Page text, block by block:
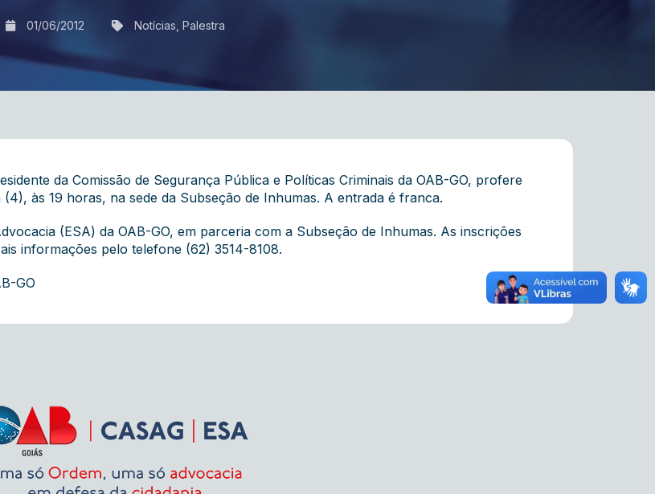
01/06/2012 Notícias Palestra
da Comissão de Segurança Pública e Políticas Criminais da OAB-GO, profere
às 19 horas, na sede da Subseção de Inhumas. A entrada é franca.
(ESA) da OAB-GO, em parceria com a Subseção de Inhumas. As inscrições
informações pelo telefone (62) 3514-8108.
GO